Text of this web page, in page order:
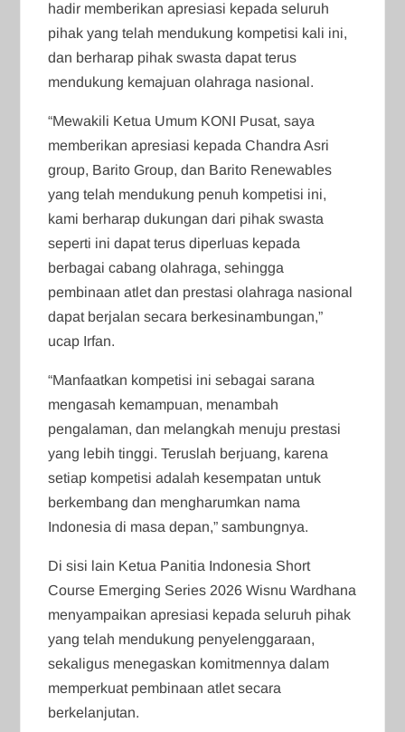
hadir memberikan apresiasi kepada seluruh
pihak yang telah mendukung kompetisi kali ini,
dan berharap pihak swasta dapat terus
mendukung kemajuan olahraga nasional.
“Mewakili Ketua Umum KONI Pusat, saya
memberikan apresiasi kepada Chandra Asri
group, Barito Group, dan Barito Renewables
yang telah mendukung penuh kompetisi ini,
kami berharap dukungan dari pihak swasta
seperti ini dapat terus diperluas kepada
berbagai cabang olahraga, sehingga
pembinaan atlet dan prestasi olahraga nasional
dapat berjalan secara berkesinambungan,”
ucap Irfan.
“Manfaatkan kompetisi ini sebagai sarana
mengasah kemampuan, menambah
pengalaman, dan melangkah menuju prestasi
yang lebih tinggi. Teruslah berjuang, karena
setiap kompetisi adalah kesempatan untuk
berkembang dan mengharumkan nama
Indonesia di masa depan,” sambungnya.
Di sisi lain Ketua Panitia Indonesia Short
Course Emerging Series 2026 Wisnu Wardhana
menyampaikan apresiasi kepada seluruh pihak
yang telah mendukung penyelenggaraan,
sekaligus menegaskan komitmennya dalam
memperkuat pembinaan atlet secara
berkelanjutan.